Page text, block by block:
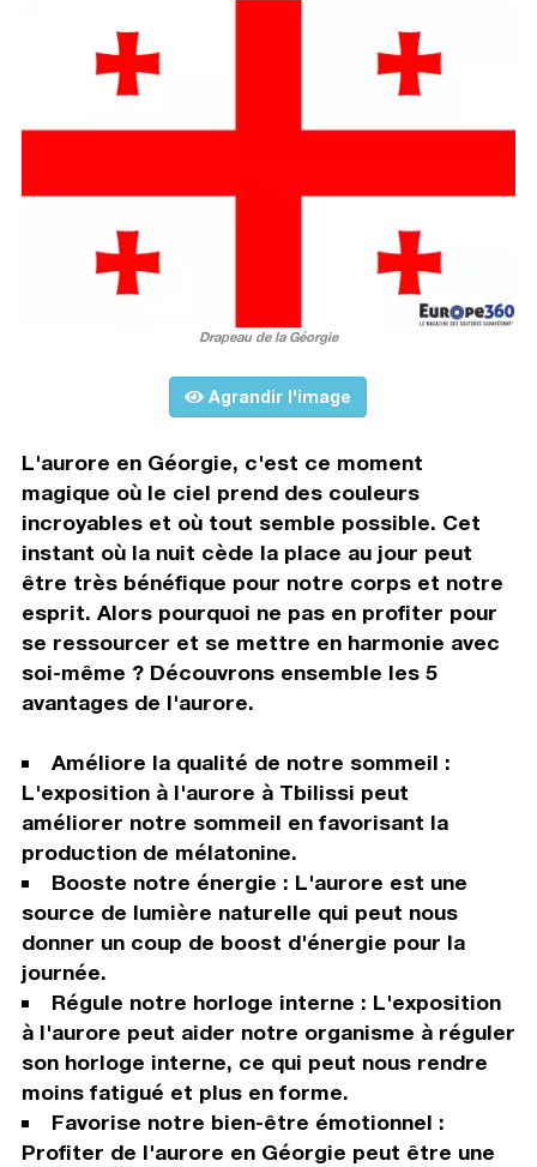
Drapeau de la Géorgie
Agrandir l'image
L'aurore en Géorgie, c'est ce moment
magique où le ciel prend des couleurs
incroyables et où tout semble possible. Cet
instant où la nuit cède la place au jour peut
être très bénéfique pour notre corps et notre
esprit. Alors pourquoi ne pas en profiter pour
se ressourcer et se mettre en harmonie avec
soi-même ? Découvrons ensemble les 5
avantages de l'aurore.
Améliore la qualité de notre sommeil :
L'exposition à l'aurore à Tbilissi peut
améliorer notre sommeil en favorisant la
production de mélatonine.
Booste notre énergie : L'aurore est une
source de lumière naturelle qui peut nous
donner un coup de boost d'énergie pour la
journée.
Régule notre horloge interne : L'exposition
à l'aurore peut aider notre organisme à réguler
son horloge interne, ce qui peut nous rendre
moins fatigué et plus en forme.
Favorise notre bien-être émotionnel :
Profiter de l'aurore en Géorgie peut être une